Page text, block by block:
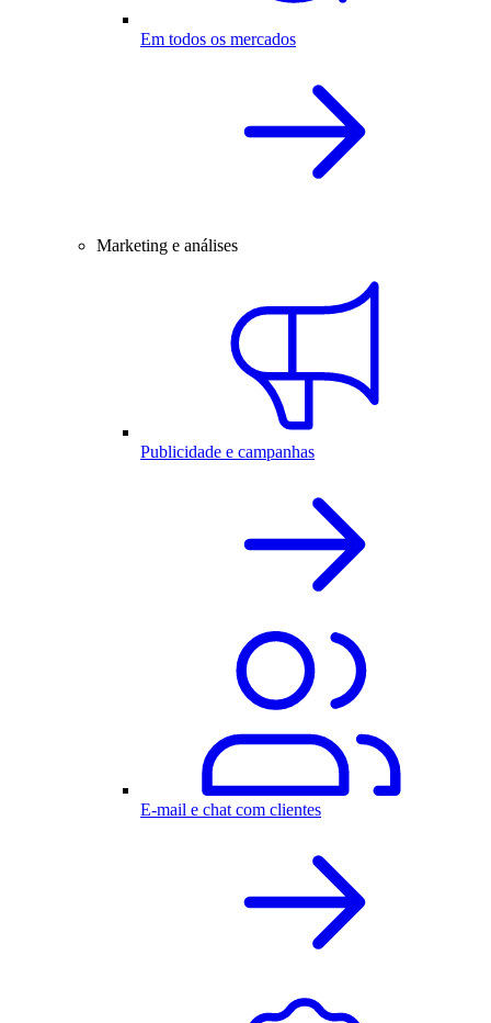
Em todos os mercados
Marketing e análises
Publicidade e campanhas
E-mail e chat com clientes